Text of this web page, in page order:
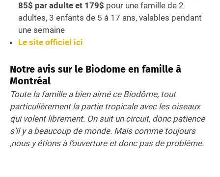
85$ par adulte et 179$ pour une famille de 2
adultes, 3 enfants de 5 à 17 ans, valables pendant
une semaine
Le site officiel ici
Notre avis sur le Biodome en famille à
Montréal
Toute la famille a bien aimé ce Biodôme, tout
particulièrement la partie tropicale avec les oiseaux
qui volent librement. On suit un circuit, donc patience
s’il y a beaucoup de monde. Mais comme toujours
,nous y étions à l’ouverture et donc pas de problème.